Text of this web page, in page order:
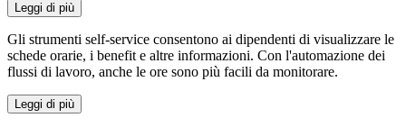
Leggi di più
Gli strumenti self-service consentono ai dipendenti di visualizzare le
schede orarie, i benefit e altre informazioni. Con l'automazione dei
flussi di lavoro, anche le ore sono più facili da monitorare.
Leggi di più